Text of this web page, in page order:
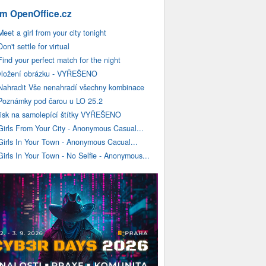
OpenOffice.cz
a girl from your city tonight
settle for virtual
your perfect match for the night
obrázku - VYŘEŠENO
Vše nenahradí všechny kombinace
pod čarou u LO 25.2
na samolepící štítky VYŘEŠENO
From Your City - Anonymous Casual...
In Your Town - Anonymous Cacual...
In Your Town - No Selfie - Anonymous...